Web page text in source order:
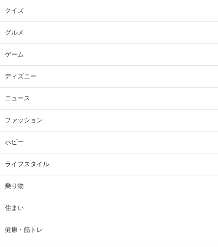
クイズ
グルメ
ゲーム
ディズニー
ニュース
ファッション
ホビー
ライフスタイル
乗り物
住まい
健康・筋トレ